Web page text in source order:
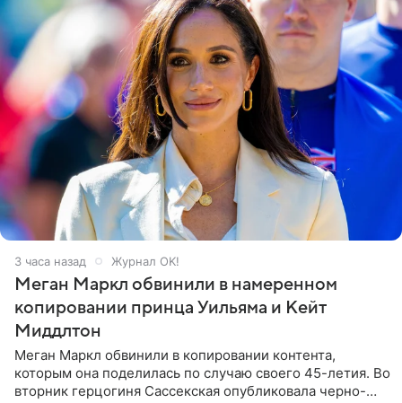
3 часа назад Журнал OK!
Меган Маркл обвинили в намеренном
копировании принца Уильяма и Кейт
Миддлтон
Меган Маркл обвинили в копировании контента,
которым она поделилась по случаю своего 45-летия. Во
вторник герцогиня Сассекская опубликовала черно-